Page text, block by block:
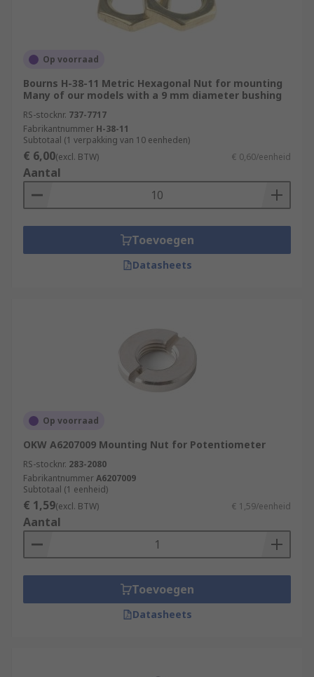
Op voorraad
Bourns H-38-11 Metric Hexagonal Nut for mounting
Many of our models with a 9 mm diameter bushing
RS-stocknr. 737-7717
Fabrikantnummer H-38-11
Subtotaal (1 verpakking van 10 eenheden)
€ 6,00(excl. BTW) € 0,60/eenheid
Aantal
Toevoegen
Datasheets
Op voorraad
OKW A6207009 Mounting Nut for Potentiometer
RS-stocknr. 283-2080
FabrikantnummerA6207009
Subtotaal (1 eenheid)
€ 1,59(excl. BTW) € 1,59/eenheid
Aantal
Toevoegen
Datasheets